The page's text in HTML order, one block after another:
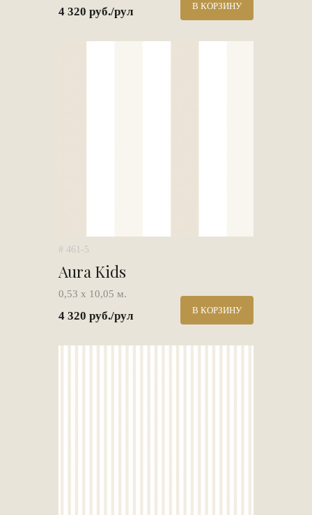
4 320 руб./рул В КОРЗИНУ
# 461-5
Aura Kids
0,53 х 10,05 м.
4 320 руб./рул В КОРЗИНУ